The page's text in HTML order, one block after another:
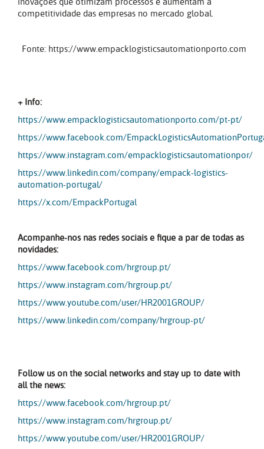
competitividade das empresas no mercado global.
Fonte: https://www.empacklogisticsautomationporto.com
+ Info:
https://www.empacklogisticsautomationporto.com/pt-pt/
https://www.facebook.com/
https://www.instagram.com/empacklogisticsautomationpor/
https://www.linkedin.com/company/empack-logistics-
automation-portugal/
https://x.com/EmpackPortugal
Acompanhe-nos nas redes sociais e fique a par de todas as
novidades:
https://www.facebook.com/hrgroup.pt/
https://www.instagram.com/hrgroup.pt/
https://www.youtube.com/user/HR2001GROUP/
https://www.linkedin.com/company/hrgroup-pt/
Follow us on the social networks and stay up to date with
all the news:
https://www.facebook.com/hrgroup.pt/
https://www.instagram.com/hrgroup.pt/
https://www.youtube.com/user/HR2001GROUP/